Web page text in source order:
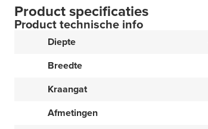
Product specificaties
Product technische info
Diepte
Breedte
Kraangat
Afmetingen